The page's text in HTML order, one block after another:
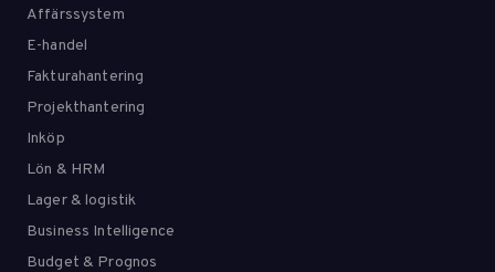
Affärssystem
E-handel
Fakturahantering
Projekthantering
Inköp
Lön & HRM
Lager & logistik
Business Intelligence
Budget & Prognos